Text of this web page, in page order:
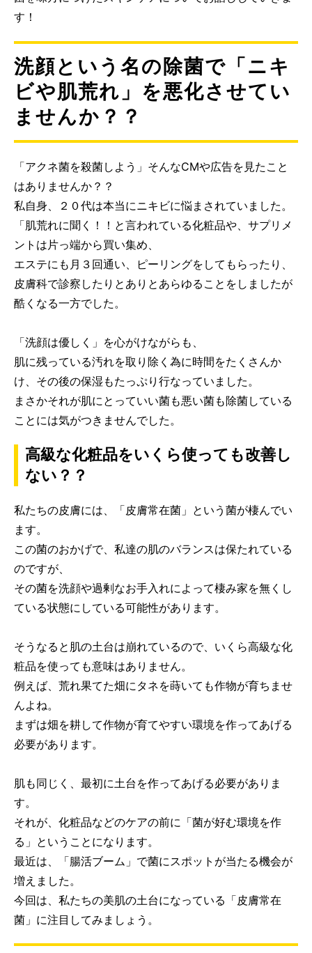
す！
洗顔という名の除菌で「ニキ
ビや肌荒れ」を悪化させてい
ませんか？？
「アクネ菌を殺菌しよう」そんなCMや広告を見たこと
はありませんか？？
私自身、２０代は本当にニキビに悩まされていました。
「肌荒れに聞く！！と言われている化粧品や、サプリメ
ントは片っ端から買い集め、
エステにも月３回通い、ピーリングをしてもらったり、
皮膚科で診察したりとありとあらゆることをしましたが
酷くなる一方でした。
「洗顔は優しく」を心がけながらも、
肌に残っている汚れを取り除く為に時間をたくさんか
け、その後の保湿もたっぷり行なっていました。
まさかそれが肌にとっていい菌も悪い菌も除菌している
ことには気がつきませんでした。
高級な化粧品をいくら使っても改善し
ない？？
私たちの皮膚には、「皮膚常在菌」という菌が棲んでい
ます。
この菌のおかげで、私達の肌のバランスは保たれている
のですが、
その菌を洗顔や過剰なお手入れによって棲み家を無くし
ている状態にしている可能性があります。
そうなると肌の土台は崩れているので、いくら高級な化
粧品を使っても意味はありません。
例えば、荒れ果てた畑にタネを蒔いても作物が育ちませ
んよね。
まずは畑を耕して作物が育てやすい環境を作ってあげる
必要があります。
肌も同じく、最初に土台を作ってあげる必要がありま
す。
それが、化粧品などのケアの前に「菌が好む環境を作
る」ということになります。
最近は、「腸活ブーム」で菌にスポットが当たる機会が
増えました。
今回は、私たちの美肌の土台になっている「皮膚常在
菌」に注目してみましょう。